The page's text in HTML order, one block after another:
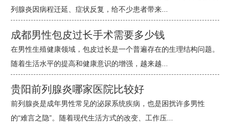
列腺炎因病程迁延、症状反复，给不少患者带来...
成都男性包皮过长手术需要多少钱
在男性生殖健康领域，包皮过长是一个普遍存在的生理结构问题。
随着生活水平的提高和健康意识的增强，越来越...
贵阳前列腺炎哪家医院比较好
前列腺炎是成年男性常见的泌尿系统疾病，也是困扰许多男性
的“难言之隐”。随着现代生活方式的改变、工作压...